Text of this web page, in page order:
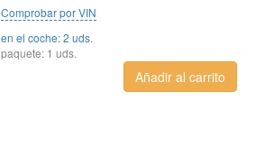
Comprobar por VIN
en el coche: 2 uds.
paquete: 1 uds.
Añadir al carrito